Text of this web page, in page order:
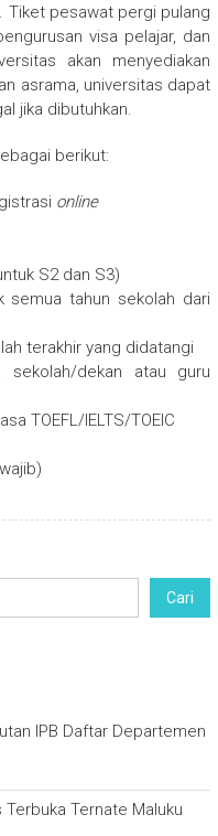
Tiket pesawat pergi pulang
visa pelajar, dan
akan menyediakan
asrama, universitas dapat
jika dibutuhkan.
berikut:
online
S2 dan S3)
semua tahun sekolah dari
terakhir yang didatangi
sekolah/dekan atau guru
TOEFL/IELTS/TOEIC
Cari
IPB Daftar Departemen
Ternate Maluku